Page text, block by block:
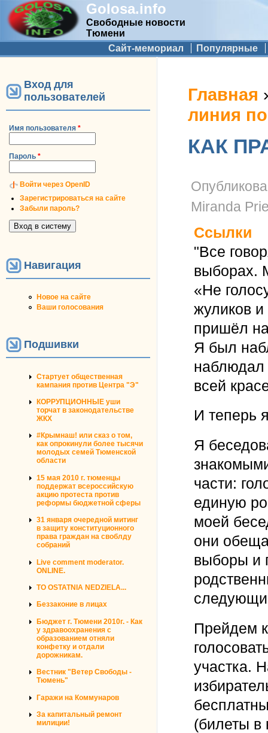
Golosa.info
Свободные новости
Тюмени
Дополнительное меню
Сайт-мемориал Популярные
Вход для
пользователей
Имя пользователя *
Пароль *
Войти через OpenID
Зарегистрироваться на сайте
Забыли пароль?
Навигация
Новое на сайте
Ваши голосования
Подшивки
Стартует общественная
кампания против Центра "Э"
КОРРУПЦИОННЫЕ уши
торчат в законодательстве
ЖКХ
#Крымнаш! или сказ о том,
как опрокинули более тысячи
молодых семей Тюменской
области
15 мая 2010 г. тюменцы
поддержат всероссийскую
акцию протеста против
реформы бюджетной сферы
31 января очередной митинг
в защиту конституционного
права граждан на своблду
собраний
Live comment moderator.
ONLINE.
TO OSTATNIA NEDZIELA...
Беззаконие в лицах
Бюджет г. Тюмени 2010г. - Как
у здравоохранения с
образованием отняли
конфетку и отдали
дорожникам.
Вестник "Ветер Свободы -
Тюмень"
Гаражи на Коммунаров
За капитальный ремонт
милиции!
Вы здесь
Главная
линия
КАК
Miranda
Ссылки
"Все
выборах.
«Не
жуликов и
пришёл
Я был
наблюдал
всей
И теперь
Я
части:
единую
моей
они
выборы и
Прейдем
участка.
(билеты в